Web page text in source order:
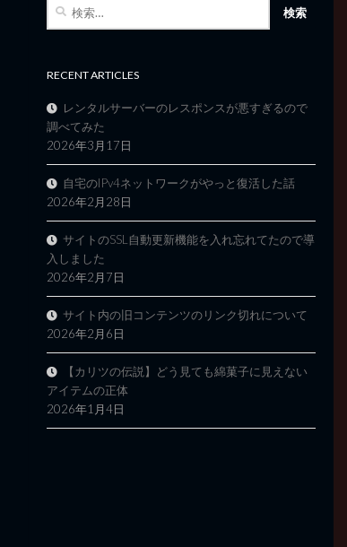
RECENT ARTICLES
レンタルサーバーのレスポンスが悪すぎるので
調べてみた
2026年3月17日
自宅のIPv4ネットワークがやっと復活した話
2026年2月28日
サイトのSSL自動更新機能を入れ忘れてたので導
入しました
2026年2月7日
サイト内の旧コンテンツのリンク切れについて
2026年2月6日
【カリツの伝説】どう見ても綿菓子に見えない
アイテムの正体
2026年1月4日